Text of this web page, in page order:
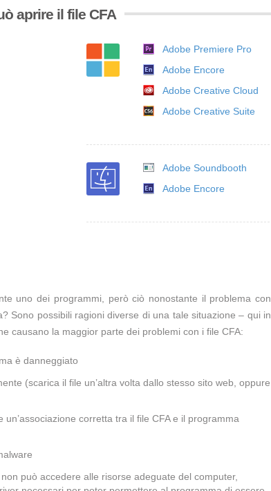
aprire il file CFA
Adobe Premiere Pro
Adobe Encore
Adobe Creative Cloud
Adobe Creative Suite
Adobe Soundbooth
Adobe Encore
uno dei programmi, però ciò nonostante il problema con
Sono possibili ragioni diverse di una tale situazione – qui in
causano la maggior parte dei problemi con i file CFA:
è danneggiato
(scarica il file un’altra volta dallo stesso sito web, oppure
corretta tra il file CFA e il programma
può accedere alle risorse adeguate del computer,